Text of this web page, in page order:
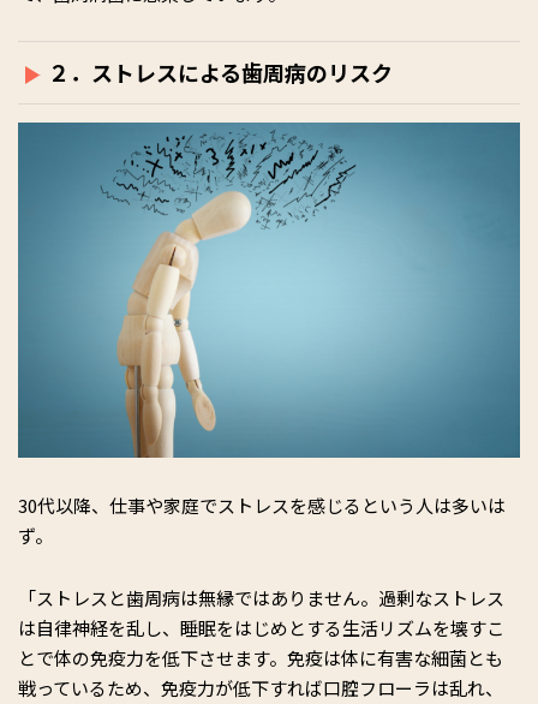
２．ストレスによる歯周病のリスク
30代以降、仕事や家庭でストレスを感じるという人は多いは
ず。
「ストレスと歯周病は無縁ではありません。過剰なストレス
は自律神経を乱し、睡眠をはじめとする生活リズムを壊すこ
とで体の免疫力を低下させます。免疫は体に有害な細菌とも
戦っているため、免疫力が低下すれば口腔フローラは乱れ、